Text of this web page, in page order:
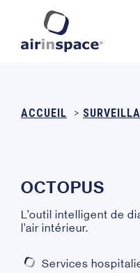
ACCUEIL >
OCTOPUS
L’outil intelligent de
l’air intérieur.
Services